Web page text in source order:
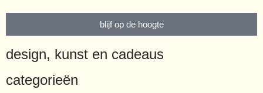
blijf op de hoogte
design, kunst en cadeaus
categorieën